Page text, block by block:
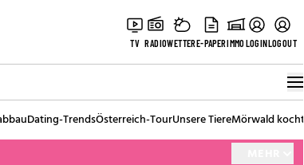
TV RADIOWETTERE-PAPERIMMOLOGINLOGOUT
Dating-TrendsÖsterreich-TourUnsere TiereMörwald kocht